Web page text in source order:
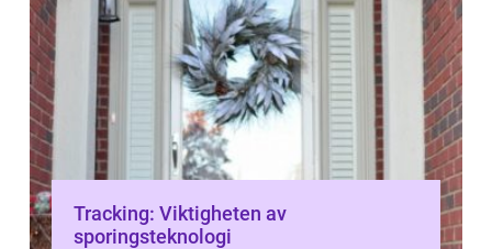
Tracking: Viktigheten av
sporingsteknologi